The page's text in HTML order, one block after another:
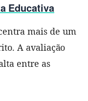
Educativa
mais de um
A avaliação
entre as